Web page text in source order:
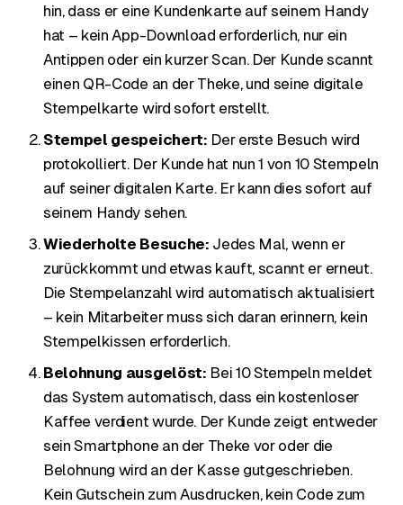
hin, dass er eine Kundenkarte auf seinem Handy
hat – kein App-Download erforderlich, nur ein
Antippen oder ein kurzer Scan. Der Kunde scannt
einen QR-Code an der Theke, und seine digitale
Stempelkarte wird sofort erstellt.
Stempel gespeichert: Der erste Besuch wird
protokolliert. Der Kunde hat nun 1 von 10 Stempeln
auf seiner digitalen Karte. Er kann dies sofort auf
seinem Handy sehen.
Wiederholte Besuche: Jedes Mal, wenn er
zurückkommt und etwas kauft, scannt er erneut.
Die Stempelanzahl wird automatisch aktualisiert
– kein Mitarbeiter muss sich daran erinnern, kein
Stempelkissen erforderlich.
Belohnung ausgelöst: Bei 10 Stempeln meldet
das System automatisch, dass ein kostenloser
Kaffee verdient wurde. Der Kunde zeigt entweder
sein Smartphone an der Theke vor oder die
Belohnung wird an der Kasse gutgeschrieben.
Kein Gutschein zum Ausdrucken, kein Code zum